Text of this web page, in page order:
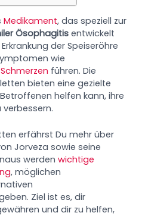
Medikament, das speziell zur
Ösophagitisentwickelt
der Speiseröhre
wie
Schmerzen führen. Die
bieten eine gezielte
helfen kann, ihre
erfährst Du mehr über
Jorveza sowie seine
werdenwichtige
, möglichen
Ziel ist es, dir
und dir zu helfen,